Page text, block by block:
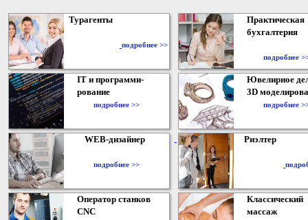
Турагенты
подробнее >>
Практическая
бухгалтерия
подробнее
IT и программи-
рование
подробнее >>
Ювелирное
3D
подробнее
WEB-дизайнер
подробнее >>
Риэлтер
Оператор станков
CNC
Классический
массаж